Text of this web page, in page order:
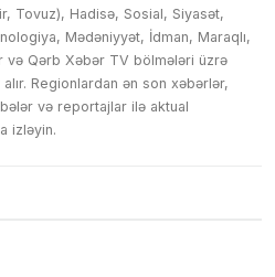
Tovuz), Hadisə, Sosial, Siyasət,
Mədəniyyət, İdman, Maraqlı,
və Qərb Xəbər TV bölmələri üzrə
Regionlardan ən son xəbərlər,
və reportajlar ilə aktual
izləyin.